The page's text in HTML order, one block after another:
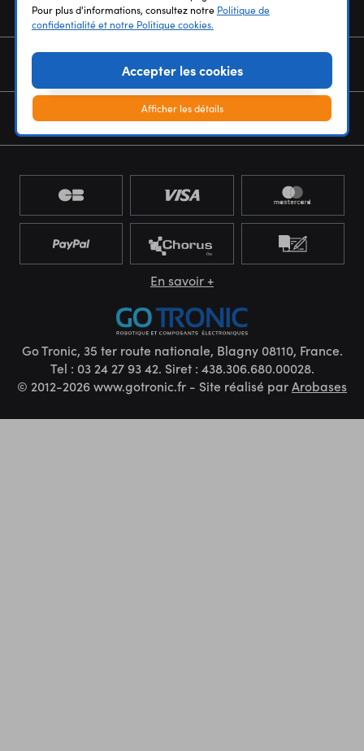
SERVICES
NOUS CONNAÎTRE
NEWSLETTER
En savoir +
Go Tronic, 35 ter route nationale, Blagny 08110, France.
Tel : 03 24 27 93 42. Siret : 438.306.680.00028.
© 2012-2026 www.gotronic.fr - Site réalisé parArobases
Pour plus d'informations, consultez notre Politique de
confidentialité et notre Politique cookies.
Accepter les cookies
Afficher les détails